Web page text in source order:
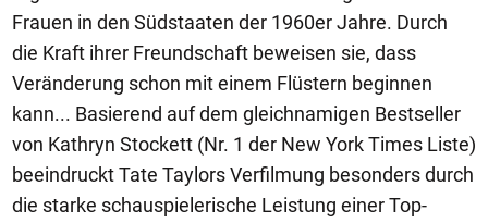
Frauen in den Südstaaten der 1960er Jahre. Durch
die Kraft ihrer Freundschaft beweisen sie, dass
Veränderung schon mit einem Flüstern beginnen
kann... Basierend auf dem gleichnamigen Bestseller
von Kathryn Stockett (Nr. 1 der New York Times Liste)
beeindruckt Tate Taylors Verfilmung besonders durch
die starke schauspielerische Leistung einer Top-